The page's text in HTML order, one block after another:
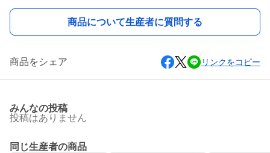
商品について生産者に質問する
商品をシェア リンクをコピー
みんなの投稿
投稿はありません
同じ生産者の商品